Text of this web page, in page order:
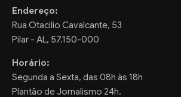
Endereço:
Rua Otacilio Cavalcante, 53
Pilar - AL, 57.150-000
Horário:
Segunda a Sexta, das 08h às 18h
Plantão de Jornalismo 24h.